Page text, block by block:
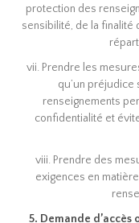
protection des
sensibilité, de la finalité
vii. Prendre les
qu’un
renseignements
confidentialité et
viii. Prendre des
exigences en
5. Demande